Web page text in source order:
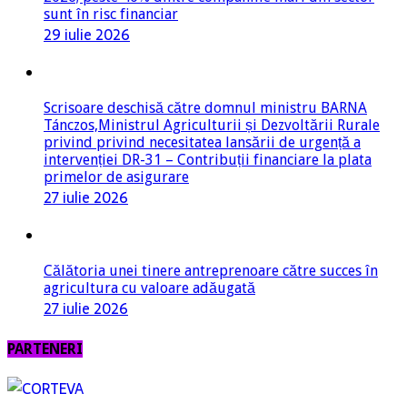
sunt în risc financiar
29 iulie 2026
Scrisoare deschisă către domnul ministru BARNA
Tánczos,Ministrul Agriculturii și Dezvoltării Rurale
privind privind necesitatea lansării de urgență a
intervenției DR-31 – Contribuții financiare la plata
primelor de asigurare
27 iulie 2026
Călătoria unei tinere antreprenoare către succes în
agricultura cu valoare adăugată
27 iulie 2026
PARTENERI